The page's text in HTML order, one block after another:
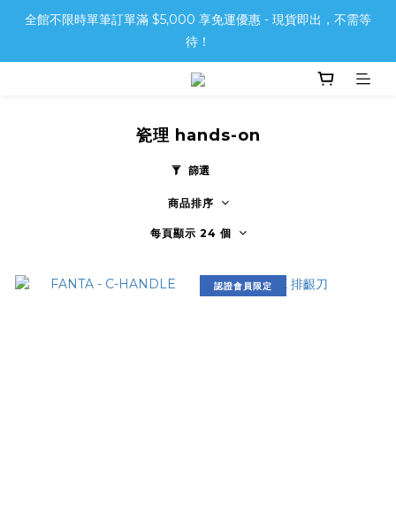
全館不限時單筆訂單滿 $5,000 享免運優惠 - 現貨即出，不需等
待！
瓷理 hands-on
篩選
商品排序
每頁顯示 24 個
認證會員限定